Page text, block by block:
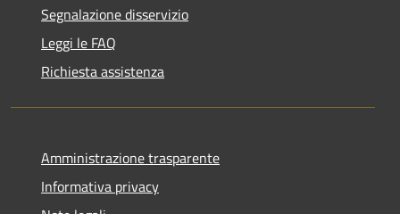
Segnalazione disservizio
Leggi le FAQ
Richiesta assistenza
Amministrazione trasparente
Informativa privacy